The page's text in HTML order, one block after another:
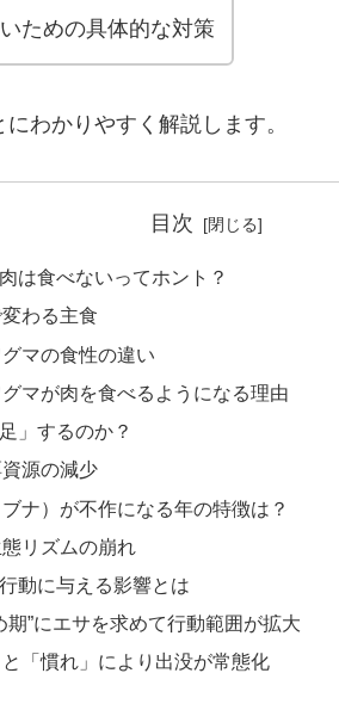
ための具体的な対策
わかりやすく解説します。
目次
は食べないってホント？
わる主食
マの食性の違い
マが肉を食べるようになる理由
」するのか？
源の減少
ナ）が不作になる年の特徴は？
リズムの崩れ
動に与える影響とは
期”にエサを求めて行動範囲が拡大
「慣れ」により出没が常態化